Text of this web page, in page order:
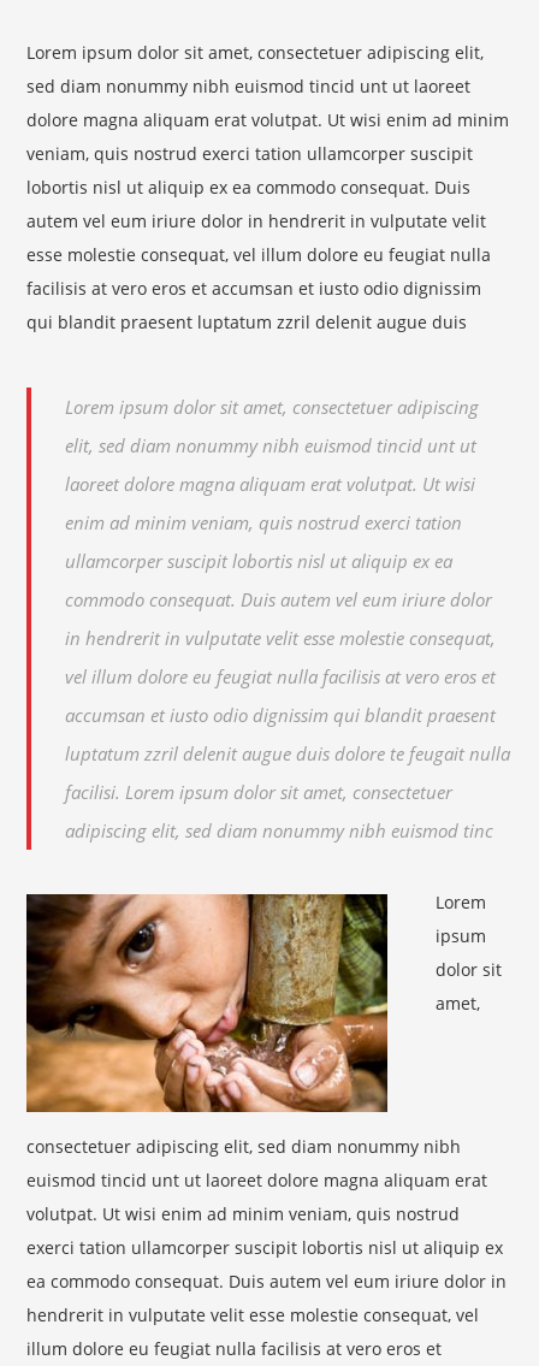
Lorem ipsum dolor sit amet, consectetuer adipiscing elit,
sed diam nonummy nibh euismod tincid unt ut laoreet
dolore magna aliquam erat volutpat. Ut wisi enim ad minim
veniam, quis nostrud exerci tation ullamcorper suscipit
lobortis nisl ut aliquip ex ea commodo consequat. Duis
autem vel eum iriure dolor in hendrerit in vulputate velit
esse molestie consequat, vel illum dolore eu feugiat nulla
facilisis at vero eros et accumsan et iusto odio dignissim
qui blandit praesent luptatum zzril delenit augue duis
Lorem ipsum dolor sit amet, consectetuer adipiscing
elit, sed diam nonummy nibh euismod tincid unt ut
laoreet dolore magna aliquam erat volutpat. Ut wisi
enim ad minim veniam, quis nostrud exerci tation
ullamcorper suscipit lobortis nisl ut aliquip ex ea
commodo consequat. Duis autem vel eum iriure dolor
in hendrerit in vulputate velit esse molestie consequat,
vel illum dolore eu feugiat nulla facilisis at vero eros et
accumsan et iusto odio dignissim qui blandit praesent
luptatum zzril delenit augue duis dolore te feugait nulla
facilisi. Lorem ipsum dolor sit amet, consectetuer
adipiscing elit, sed diam nonummy nibh euismod tinc
Lorem
ipsum
dolor sit
amet,
consectetuer adipiscing elit, sed diam nonummy nibh
euismod tincid unt ut laoreet dolore magna aliquam erat
volutpat. Ut wisi enim ad minim veniam, quis nostrud
exerci tation ullamcorper suscipit lobortis nisl ut aliquip ex
ea commodo consequat. Duis autem vel eum iriure dolor in
hendrerit in vulputate velit esse molestie consequat, vel
illum dolore eu feugiat nulla facilisis at vero eros et